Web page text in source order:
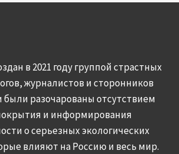
в 2021 году группой страстных
журналистов и сторонников
разочарованы отсутствием
и информирования
о серьезных экологических
влияют на Россию и весь мир.